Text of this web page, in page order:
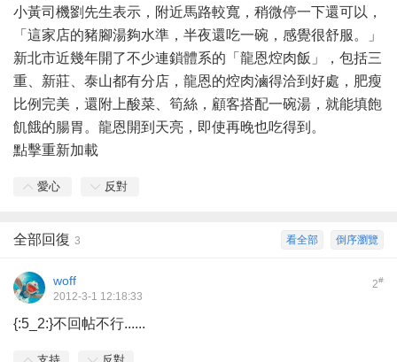
小黃司機劉先生表示，附近馬路較寬，稍微停一下還可以，
「這家店的豬腳湯夠水準，半夜還吃一碗，感覺很舒服。」
新北市近幾年開了不少連鎖體系的「龍恩焢肉飯」，包括三
重、新莊、泰山都有分店，龍恩的焢肉滷得洽到好處，肥瘦
比例完美，還附上酸菜、筍絲，顧客搭配一碗湯，就能填飽
飢餓的腸胃。龍恩開到天亮，即使再晚也吃得到。
點擊重新加載
愛心 反對
倒序瀏覽
看全部
全部回復 3
2#
woff
2012-3-1 12:18:33
{:5_2:}不回帖不行......